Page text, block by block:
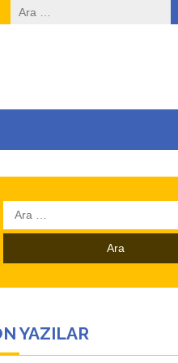
Arama:
Arama:
YAZILAR